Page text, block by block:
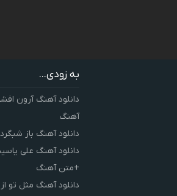
به زودی...
دانلود آهنگ آرون
آهنگ
دانلود آهنگ باز
دانلود آهنگ علی
+متن آهنگ
دانلود آهنگ مثل تو